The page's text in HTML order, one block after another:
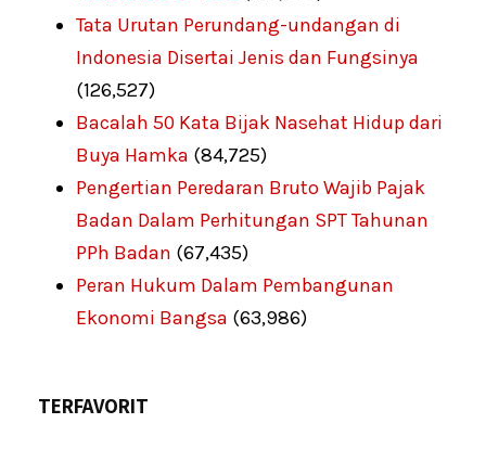
Tata Urutan Perundang-undangan di
Indonesia Disertai Jenis dan Fungsinya
(126,527)
Bacalah 50 Kata Bijak Nasehat Hidup dari
Buya Hamka (84,725)
Pengertian Peredaran Bruto Wajib Pajak
Badan Dalam Perhitungan SPT Tahunan
PPh Badan (67,435)
Peran Hukum Dalam Pembangunan
Ekonomi Bangsa (63,986)
TERFAVORIT